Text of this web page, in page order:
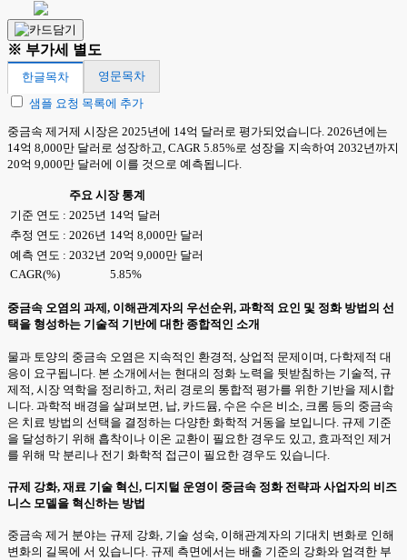
※ 부가세 별도
한글목차
영문목차
샘플 요청 목록에 추가
중금속 제거제 시장은 2025년에 14억 달러로 평가되었습니다. 2026년에는
14억 8,000만 달러로 성장하고, CAGR 5.85%로 성장을 지속하여 2032년까지
20억 9,000만 달러에 이를 것으로 예측됩니다.
주요 시장 통계
기준 연도 : 2025년 14억 달러
추정 연도 : 2026년 14억 8,000만 달러
예측 연도 : 2032년 20억 9,000만 달러
CAGR(%)
5.85%
중금속 오염의 과제, 이해관계자의 우선순위, 과학적 요인 및 정화 방법의 선
택을 형성하는 기술적 기반에 대한 종합적인 소개
물과 토양의 중금속 오염은 지속적인 환경적, 상업적 문제이며, 다학제적 대
응이 요구됩니다. 본 소개에서는 현대의 정화 노력을 뒷받침하는 기술적, 규
제적, 시장 역학을 정리하고, 처리 경로의 통합적 평가를 위한 기반을 제시합
니다. 과학적 배경을 살펴보면, 납, 카드뮴, 수은 수은 비소, 크롬 등의 중금속
은 치료 방법의 선택을 결정하는 다양한 화학적 거동을 보입니다. 규제 기준
을 달성하기 위해 흡착이나 이온 교환이 필요한 경우도 있고, 효과적인 제거
를 위해 막 분리나 전기 화학적 접근이 필요한 경우도 있습니다.
규제 강화, 재료 기술 혁신, 디지털 운영이 중금속 정화 전략과 사업자의 비즈
니스 모델을 혁신하는 방법
중금속 제거 분야는 규제 강화, 기술 성숙, 이해관계자의 기대치 변화로 인해
변화의 길목에 서 있습니다. 규제 측면에서는 배출 기준의 강화와 엄격한 부